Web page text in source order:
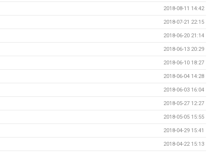
2018-08-11 14:42
2018-07-21 22:15
2018-06-20 21:14
2018-06-13 20:29
2018-06-10 18:27
2018-06-04 14:28
2018-06-03 16:04
2018-05-27 12:27
2018-05-05 15:55
2018-04-29 15:41
2018-04-22 15:13